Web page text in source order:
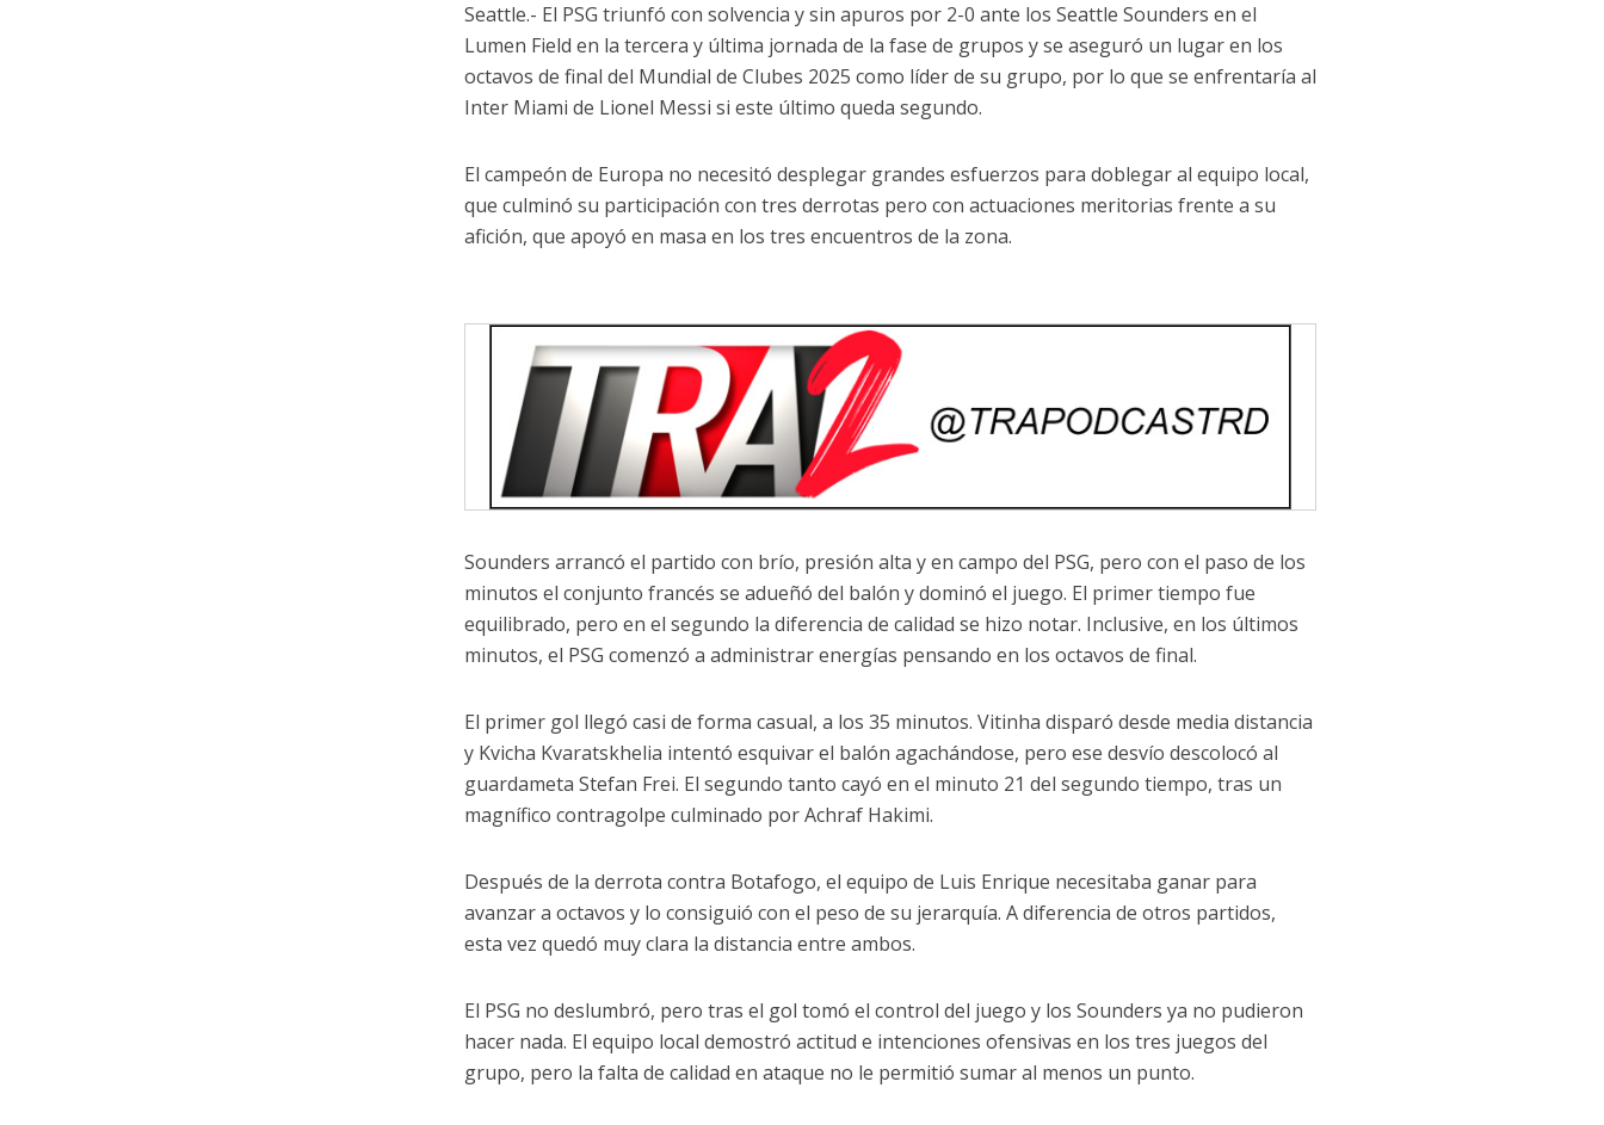
Seattle.- El PSG triunfó con solvencia y sin apuros por 2-0 ante los Seattle Sounders en el
Lumen Field en la tercera y última jornada de la fase de grupos y se aseguró un lugar en los
octavos de final del Mundial de Clubes 2025 como líder de su grupo, por lo que se enfrentaría al
Inter Miami de Lionel Messi si este último queda segundo.
El campeón de Europa no necesitó desplegar grandes esfuerzos para doblegar al equipo local,
que culminó su participación con tres derrotas pero con actuaciones meritorias frente a su
afición, que apoyó en masa en los tres encuentros de la zona.
Sounders arrancó el partido con brío, presión alta y en campo del PSG, pero con el paso de los
minutos el conjunto francés se adueñó del balón y dominó el juego. El primer tiempo fue
equilibrado, pero en el segundo la diferencia de calidad se hizo notar. Inclusive, en los últimos
minutos, el PSG comenzó a administrar energías pensando en los octavos de final.
El primer gol llegó casi de forma casual, a los 35 minutos. Vitinha disparó desde media distancia
y Kvicha Kvaratskhelia intentó esquivar el balón agachándose, pero ese desvío descolocó al
guardameta Stefan Frei. El segundo tanto cayó en el minuto 21 del segundo tiempo, tras un
magnífico contragolpe culminado por Achraf Hakimi.
Después de la derrota contra Botafogo, el equipo de Luis Enrique necesitaba ganar para
avanzar a octavos y lo consiguió con el peso de su jerarquía. A diferencia de otros partidos,
esta vez quedó muy clara la distancia entre ambos.
El PSG no deslumbró, pero tras el gol tomó el control del juego y los Sounders ya no pudieron
hacer nada. El equipo local demostró actitud e intenciones ofensivas en los tres juegos del
grupo, pero la falta de calidad en ataque no le permitió sumar al menos un punto.